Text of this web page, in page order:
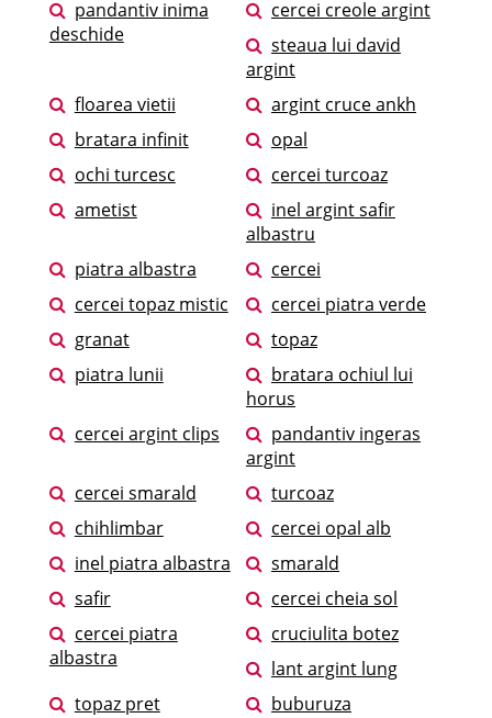
pandantiv inima
deschide
cercei creole argint
steaua lui david
argint
floarea vietii
argint cruce ankh
bratara infinit
opal
ochi turcesc
cercei turcoaz
ametist
inel argint safir
albastru
piatra albastra
cercei
cercei topaz mistic
cercei piatra verde
granat
topaz
piatra lunii
bratara ochiul lui
horus
cercei argint clips
pandantiv ingeras
argint
cercei smarald
turcoaz
chihlimbar
cercei opal alb
inel piatra albastra
smarald
safir
cercei cheia sol
cercei piatra
albastra
cruciulita botez
lant argint lung
topaz pret
buburuza